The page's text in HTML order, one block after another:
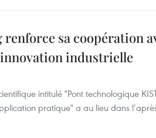
renforce sa coopération
industrielle
intitulé "Pont technologique
pratique" a au lieu dans